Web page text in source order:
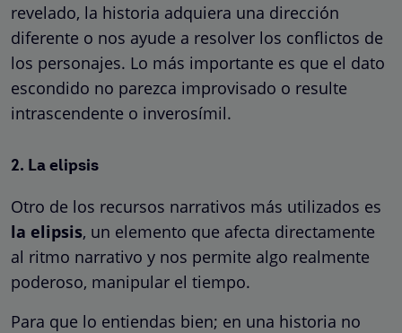
revelado, la historia adquiera una dirección
diferente o nos ayude a resolver los conflictos de
los personajes. Lo más importante es que el dato
escondido no parezca improvisado o resulte
intrascendente o inverosímil.
2. La elipsis
Otro de los recursos narrativos más utilizados es
la elipsis, un elemento que afecta directamente
al ritmo narrativo y nos permite algo realmente
poderoso, manipular el tiempo.
Para que lo entiendas bien; en una historia no